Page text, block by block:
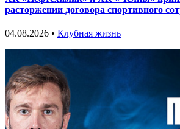
расторжении договора спортивного
04.08.2026 • Клубная жизнь